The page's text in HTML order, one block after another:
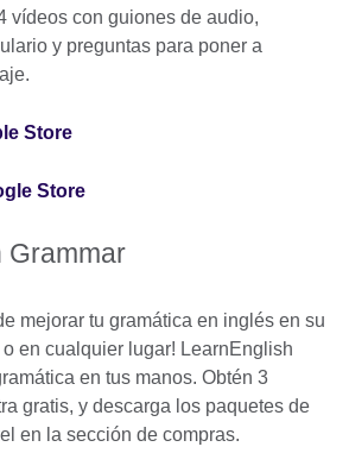
vídeos con guiones de audio,
y preguntas para poner a
Store
Store
Grammar
mejorar tu gramática en inglés en su
en cualquier lugar! LearnEnglish
en tus manos. Obtén 3
gratis, y descarga los paquetes de
en la sección de compras.